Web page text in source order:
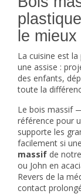
le
La cuisine est
une assise :
des enfants,
toute la
Le bois massif
référence pour
supporte les
facilement si
massif de
ou John en
Revers de la
contact